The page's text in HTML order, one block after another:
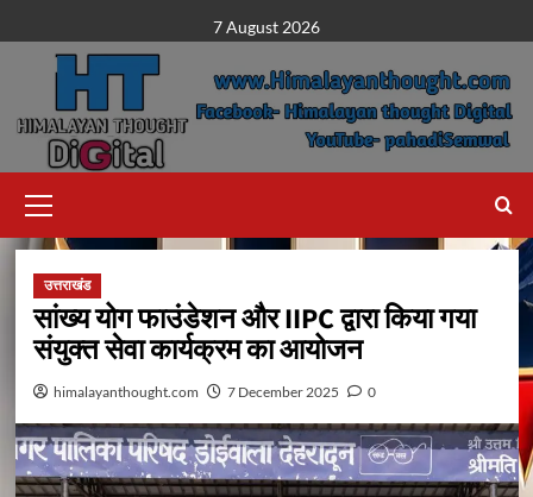
to
content
7 August 2026
Menu
उत्तराखंड
सांख्य योग फाउंडेशन और IIPC द्वारा किया गया
संयुक्त सेवा कार्यक्रम का आयोजन
himalayanthought.com 7 December 2025 0